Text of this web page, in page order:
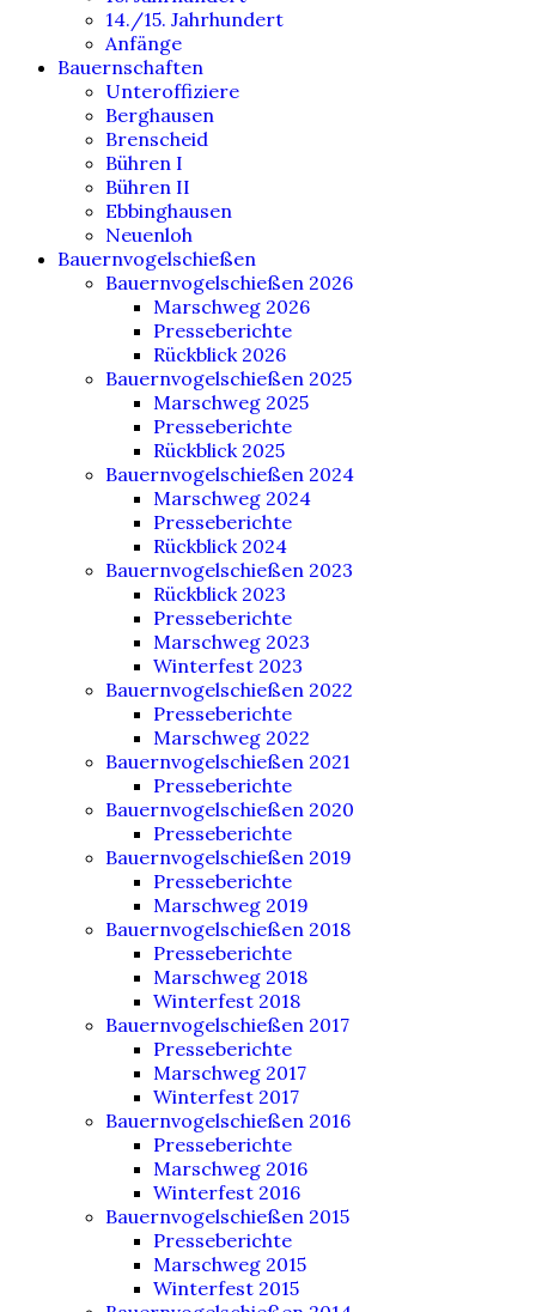
14./15. Jahrhundert
Anfänge
Bauernschaften
Unteroffiziere
Berghausen
Brenscheid
Bühren I
Bühren II
Ebbinghausen
Neuenloh
Bauernvogelschießen
Bauernvogelschießen 2026
Marschweg 2026
Presseberichte
Rückblick 2026
Bauernvogelschießen 2025
Marschweg 2025
Presseberichte
Rückblick 2025
Bauernvogelschießen 2024
Marschweg 2024
Presseberichte
Rückblick 2024
Bauernvogelschießen 2023
Rückblick 2023
Presseberichte
Marschweg 2023
Winterfest 2023
Bauernvogelschießen 2022
Presseberichte
Marschweg 2022
Bauernvogelschießen 2021
Presseberichte
Bauernvogelschießen 2020
Presseberichte
Bauernvogelschießen 2019
Presseberichte
Marschweg 2019
Bauernvogelschießen 2018
Presseberichte
Marschweg 2018
Winterfest 2018
Bauernvogelschießen 2017
Presseberichte
Marschweg 2017
Winterfest 2017
Bauernvogelschießen 2016
Presseberichte
Marschweg 2016
Winterfest 2016
Bauernvogelschießen 2015
Presseberichte
Marschweg 2015
Winterfest 2015